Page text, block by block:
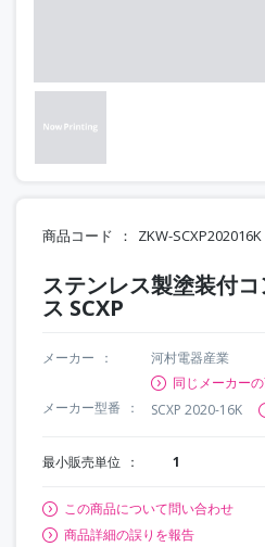
商品コード ZKW-SCXP202016K
ステンレス製塗装付
ス SCXP
メーカー
河村電器産業
同じメーカー
メーカー型番
SCXP 2020-16K
最小販売単位 1
この商品について問い合わせ
商品詳細の誤りを報告